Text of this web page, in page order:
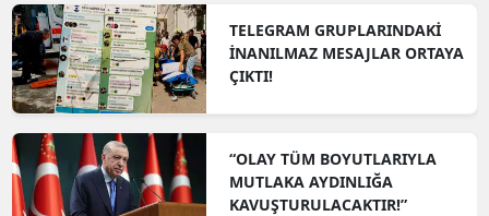
TELEGRAM GRUPLARINDAKİ
İNANILMAZ MESAJLAR ORTAYA
ÇIKTI!
“OLAY TÜM BOYUTLARIYLA
MUTLAKA AYDINLIĞA
KAVUŞTURULACAKTIR!”